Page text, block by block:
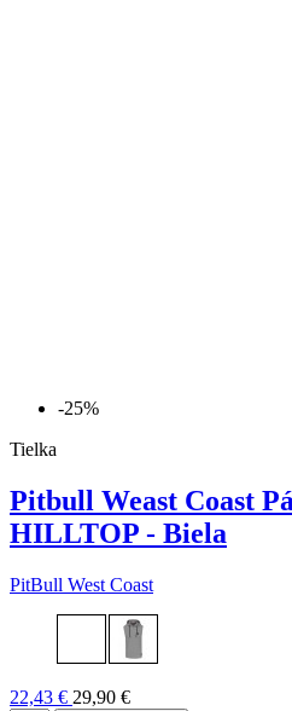
-25%
Tielka
Pitbull Weast Coast
HILLTOP - Biela
PitBull West Coast
22,43 € 29,90 €